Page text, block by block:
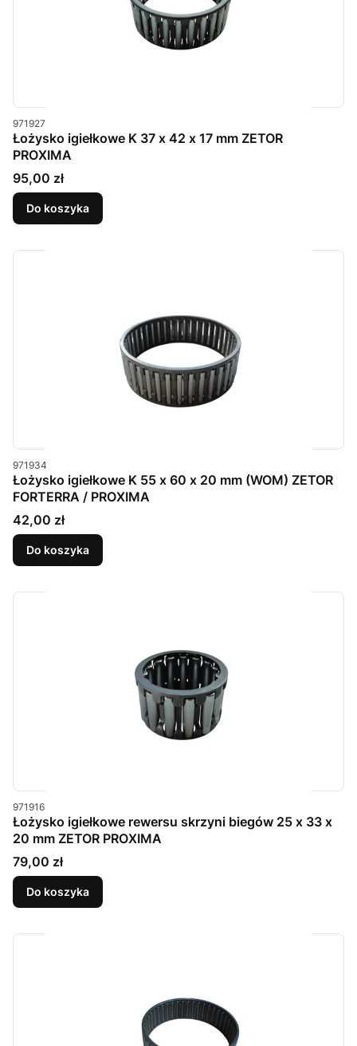
Kod produktu
971927
Łożysko igiełkowe K 37 x 42 x 17 mm ZETOR
PROXIMA
Cena
95,00 zł
Do koszyka
Kod produktu
971934
Łożysko igiełkowe K 55 x 60 x 20 mm (WOM) ZETOR
FORTERRA / PROXIMA
Cena
42,00 zł
Do koszyka
Kod produktu
971916
Łożysko igiełkowe rewersu skrzyni biegów 25 x 33 x
20 mm ZETOR PROXIMA
Cena
79,00 zł
Do koszyka